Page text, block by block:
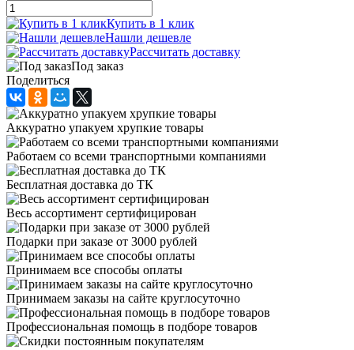
Купить в 1 клик
Нашли дешевле
Рассчитать доставку
Под заказ
Поделиться
Аккуратно упакуем хрупкие товары
Работаем со всеми транспортными компаниями
Бесплатная доставка до ТК
Весь ассортимент сертифицирован
Подарки при заказе от 3000 рублей
Принимаем все способы оплаты
Принимаем заказы на сайте круглосуточно
Профессиональная помощь в подборе товаров